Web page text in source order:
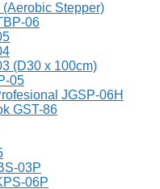
Stepper)
06
(D30 x 100cm)
05
JGSP-06H
GST-86
03P
06P